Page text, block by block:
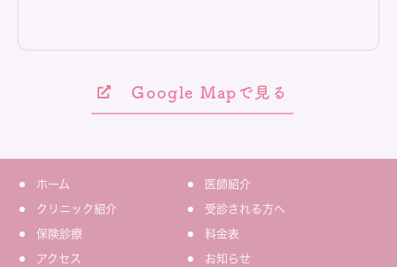
Google Mapで見る
ホーム 医師紹介
クリニック紹介 受診される方へ
保険診療 料金表
アクセス お知らせ